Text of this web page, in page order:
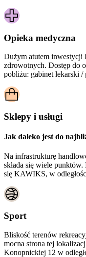
Opieka medyczna
Dużym atutem inwestycji
zdrowotnych. Dostęp do
pobliżu: gabinet lekarski /
Sklepy i usługi
Jak daleko jest do
Na infrastrukturę
składa się wiele
się KAWIKS, w
Sport
Bliskość terenów
mocna strona tej
Konopnickiej 12 w